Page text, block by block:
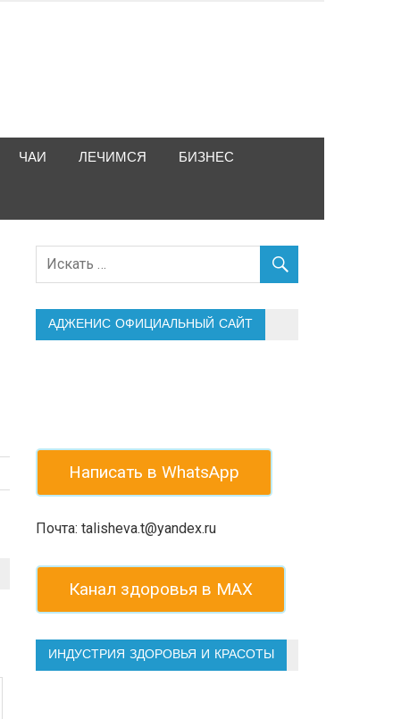
ЧАИ ЛЕЧИМСЯ БИЗНЕС
АДЖЕНИС ОФИЦИАЛЬНЫЙ САЙТ
Написать в WhatsApp
Почта: talisheva.t@yandex.ru
Канал здоровья в МАХ
ИНДУСТРИЯ ЗДОРОВЬЯ И КРАСОТЫ